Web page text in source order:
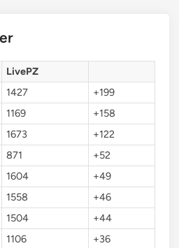
LivePZ
1427
+199
1169
+158
1673
+122
871
+52
1604
+49
1558
+46
1504
+44
1106
+36